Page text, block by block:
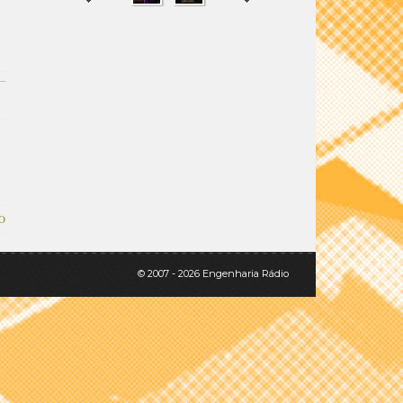
© 2007 - 2026 Engenharia Rádio